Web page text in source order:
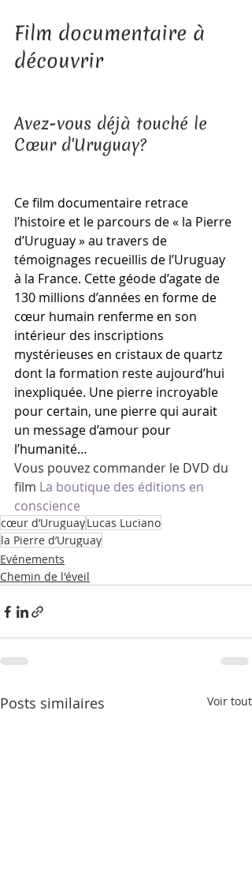
Film documentaire à
découvrir
Avez-vous déjà touché le
Cœur d'Uruguay?
Ce film documentaire retrace
l’histoire et le parcours de « la Pierre
d’Uruguay » au travers de
témoignages recueillis de l’Uruguay
à la France. Cette géode d’agate de
130 millions d’années en forme de
cœur humain renferme en son
intérieur des inscriptions
mystérieuses en cristaux de quartz
dont la formation reste aujourd’hui
inexpliquée. Une pierre incroyable
pour certain, une pierre qui aurait
un message d’amour pour
l’humanité…
Vous pouvez commander le DVD du
film La boutique des éditions en
conscience
cœur d’UruguayLucas Luciano
la Pierre d’Uruguay
Evénements
Chemin de l'éveil
Posts similaires Voir tout